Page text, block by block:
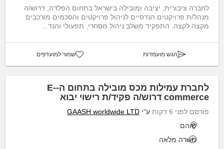
לחברה ציבורית, יציבה ומובילה בישראל בתחום הפלדה, דרוש/ה
מנהל/ת פרויקטים הנדסיים לניהול פרויקטים והסכמים מורכבים
מקצה לקצה. התפקיד משלב ניהול מסחרי, תפעולי והנד...
הגש מועמדות שמור למועדפים
לחברת עמילות מכס מובילה בתחום ה-E-
commerce דרוש/ה פקיד/ת רישוי יבוא
פורסם לפני 6 דקות ע"י GAASH worldwide LTD
שוהם
משרה מלאה